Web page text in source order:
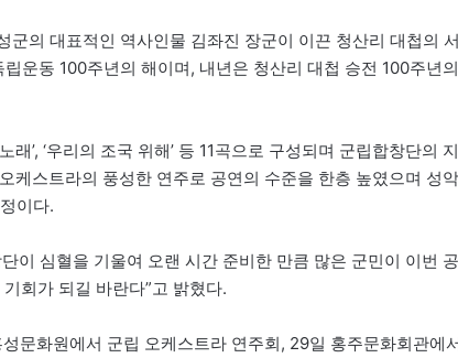
군의 대표적인 역사인물 김좌진 장군이 이끈 청산리 대첩의
운동 100주년의 해이며, 내년은 청산리 대첩 승전 100주년
래’, ‘우리의 조국 위해’ 등 11곡으로 구성되며 군립합창단
케스트라의 풍성한 연주로 공연의 수준을 한층 높였으며 성
이다.
이 심혈을 기울여 오랜 시간 준비한 만큼 많은 군민이 이번
회가 되길 바란다”고 밝혔다.
문화원에서 군립 오케스트라 연주회, 29일 홍주문화회관에